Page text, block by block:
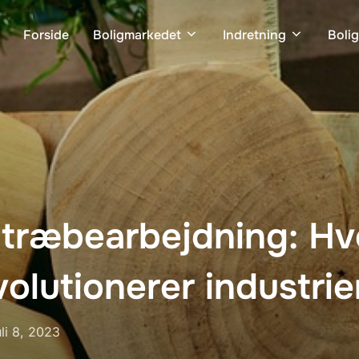
Forside Boligmarkedet Indretning
8, 2023